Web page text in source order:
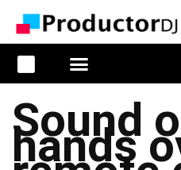
Sound
hands